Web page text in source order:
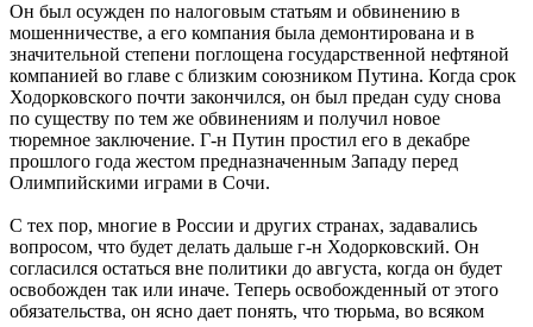
Он был осужден по налоговым статьям и обвинению в
мошенничестве, а его компания была демонтирована и в
значительной степени поглощена государственной нефтяной
компанией во главе с близким союзником Путина. Когда срок
Ходорковского почти закончился, он был предан суду снова
по существу по тем же обвинениям и получил новое
тюремное заключение. Г-н Путин простил его в декабре
прошлого года жестом предназначенным Западу перед
Олимпийскими играми в Сочи.
С тех пор, многие в России и других странах, задавались
вопросом, что будет делать дальше г-н Ходорковский. Он
согласился остаться вне политики до августа, когда он будет
освобожден так или иначе. Теперь освобожденный от этого
обязательства, он ясно дает понять, что тюрьма, во всяком